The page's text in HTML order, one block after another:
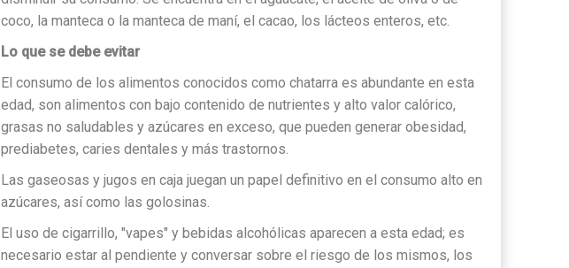
coco, la manteca o la manteca de maní, el cacao, los lácteos enteros, etc.
Lo que se debe evitar
El consumo de los alimentos conocidos como chatarra es abundante en esta
edad, son alimentos con bajo contenido de nutrientes y alto valor calórico,
grasas no saludables y azúcares en exceso, que pueden generar obesidad,
prediabetes, caries dentales y más trastornos.
Las gaseosas y jugos en caja juegan un papel definitivo en el consumo alto en
azúcares, así como las golosinas.
El uso de cigarrillo, "vapes" y bebidas alcohólicas aparecen a esta edad; es
necesario estar al pendiente y conversar sobre el riesgo de los mismos, los